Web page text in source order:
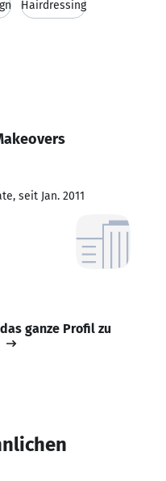
Hairdressing
seit Jan. 2011
ganze Profil zu